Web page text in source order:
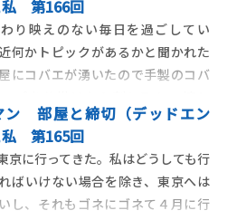
私 第166回
り映えのない毎日を過ごしてい
何かトピックがあるかと聞かれた
にコバエが湧いたので手製のコバ
う話をしだす程度には特筆するこ
。だが、今朝起きたら、トラップ
ってコバエのキャンプ地になってい
やはり人生のスパイスは、与えら
待つのでは
ン 部屋と締切（デッドエン
私 第165回
京に行ってきた。私はどうしても行
ばいけない場合を除き、東京へは
し、それもゴネにゴネて４月に行